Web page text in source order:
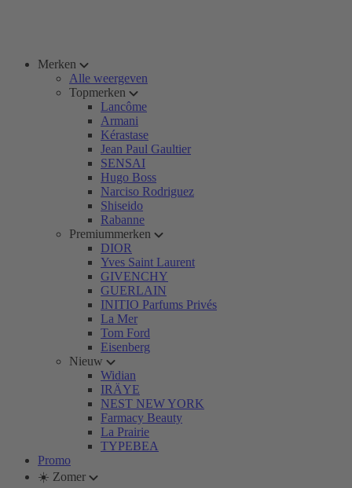
Merken
Alle weergeven
Topmerken
Lancôme
Armani
Kérastase
Jean Paul Gaultier
SENSAI
Hugo Boss
Narciso Rodriguez
Shiseido
Rabanne
Premiummerken
DIOR
Yves Saint Laurent
GIVENCHY
GUERLAIN
INITIO Parfums Privés
La Mer
Tom Ford
Eisenberg
Nieuw
Widian
IRÄYE
NEST NEW YORK
Farmacy Beauty
La Prairie
TYPEBEA
Promo
☀️ Zomer